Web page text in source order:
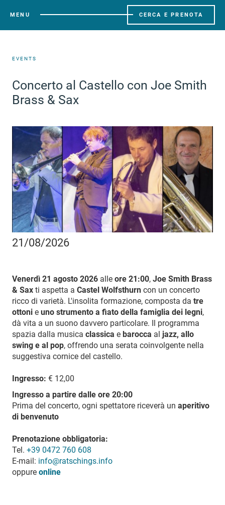
MENU CERCA E PRENOTA
EVENTS
Concerto al Castello con Joe Smith
Brass & Sax
21/08/2026
Venerdì 21 agosto 2026 alle ore 21:00, Joe Smith Brass
& Sax ti aspetta a Castel Wolfsthurn con un concerto
ricco di varietà. L'insolita formazione, composta da tre
ottoni e uno strumento a fiato della famiglia dei legni,
dà vita a un suono davvero particolare. Il programma
spazia dalla musica classica e barocca al jazz, allo
swing e al pop, offrendo una serata coinvolgente nella
suggestiva cornice del castello.
Ingresso: € 12,00
Ingresso a partire dalle ore 20:00
Prima del concerto, ogni spettatore riceverà un aperitivo
di benvenuto
Prenotazione obbligatoria:
Tel. +39 0472 760 608
E-mail: info@ratschings.info
oppure online